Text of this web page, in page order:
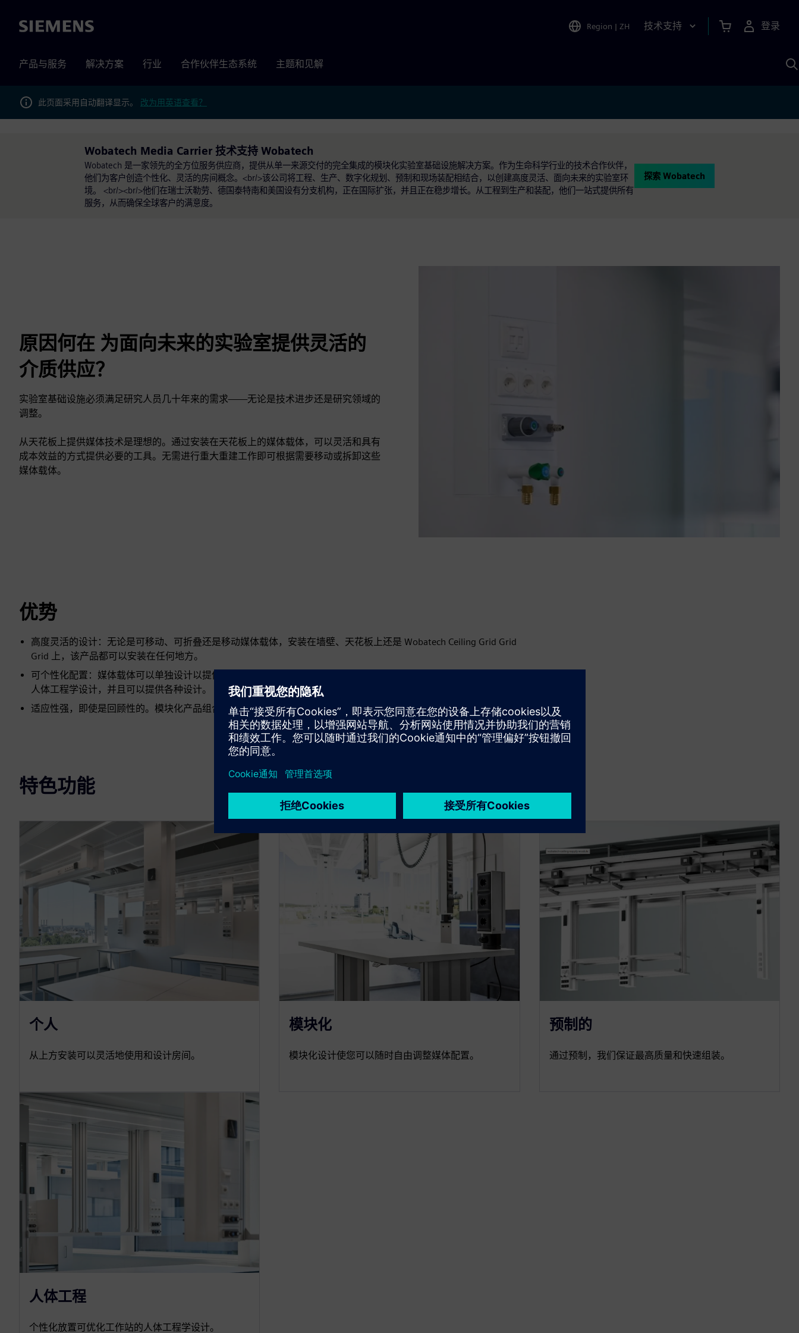
Siemens Region | ZH 技术支持 登录
产品与服务 解决方案 行业 合作伙伴生态系统 主题和见解
此页面采用自动翻译显示。 改为用英语查看？
Wobatech Media Carrier 技术支持 Wobatech
Wobatech 是一家领先的全方位服务供应商，提供从单一来源交付的完全集成的模块化实验室基础设施解决方案。作为生命科学行业的技术合作伙伴，
他们为客户创造个性化、灵活的房间概念。<br/>该公司将工程、生产、数字化规划、预制和现场装配相结合，以创建高度灵活、面向未来的实验室环
境。 <br/><br/>他们在瑞士沃勒劳、德国泰特南和美国设有分支机构，正在国际扩张，并且正在稳步增长。从工程到生产和装配，他们一站式提供所有
服务，从而确保全球客户的满意度。
探索 Wobatech
原因何在 为面向未来的实验室提供灵活的
介质供应？
实验室基础设施必须满足研究人员几十年来的需求——无论是技术进步还是研究领域的
调整。
从天花板上提供媒体技术是理想的。通过安装在天花板上的媒体载体，可以灵活和具有
成本效益的方式提供必要的工具。无需进行重大重建工作即可根据需要移动或拆卸这些
媒体载体。
优势
高度灵活的设计：无论是可移动、可折叠还是移动媒体载体，安装在墙壁、天花板上还是 Wobatech Ceiling Grid Grid
Grid 上，该产品都可以安装在任何地方。
可个性化配置：媒体载体可以单独设计以提供正确的技术供应，可以根据用户和工作场所进行调整以优化工作场所的
人体工程学设计，并且可以提供各种设计。
适应性强，即使是回顾性的。模块化产品组合允许适应不断变化的情况和需求。
特色功能
个人
从上方安装可以灵活地使用和设计房间。
模块化
模块化设计使您可以随时自由调整媒体配置。
预制的
通过预制，我们保证最高质量和快速组装。
人体工程
个性化放置可优化工作站的人体工程学设计。